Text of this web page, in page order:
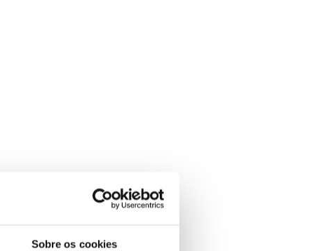
Sobre os cookies